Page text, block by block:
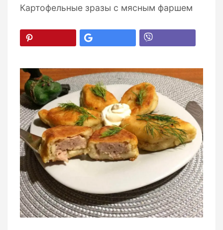
Картофельные зразы с мясным фаршем